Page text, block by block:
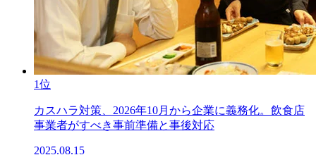
1位
カスハラ対策、2026年10月から企業に義務化。飲食店
事業者がすべき事前準備と事後対応
2025.08.15